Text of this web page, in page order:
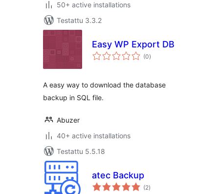
50+ active installations
Testattu 3.3.2
Easy WP Export DB
(0arvosanat
yhteensä
)
A easy way to download the database
backup in SQL file.
Abuzer
40+ active installations
Testattu 5.5.18
atec Backup
(2arvosanat
yhteensä
)